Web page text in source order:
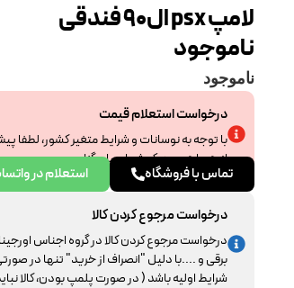
لامپ psx ال90 فندقی
ناموجود
ناموجود
درخواست استعلام قیمت
با توجه به نوسانات و شرایط متغیر کشور،
از همراهی و درک شما سپاسگزاریم.
تماس با فروشگاه
استعلام در
درخواست مرجوع کردن کالا
برقی و ....با دلیل "انصراف از خرید" تنها در
شرایط اولیه باشد ( در صورت پلمپ بودن، کالا